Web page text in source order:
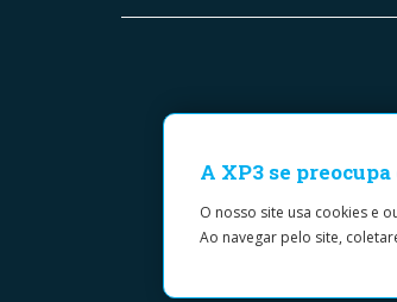
A XP3 se
O nosso site usa cookies e
Ao navegar pelo site,